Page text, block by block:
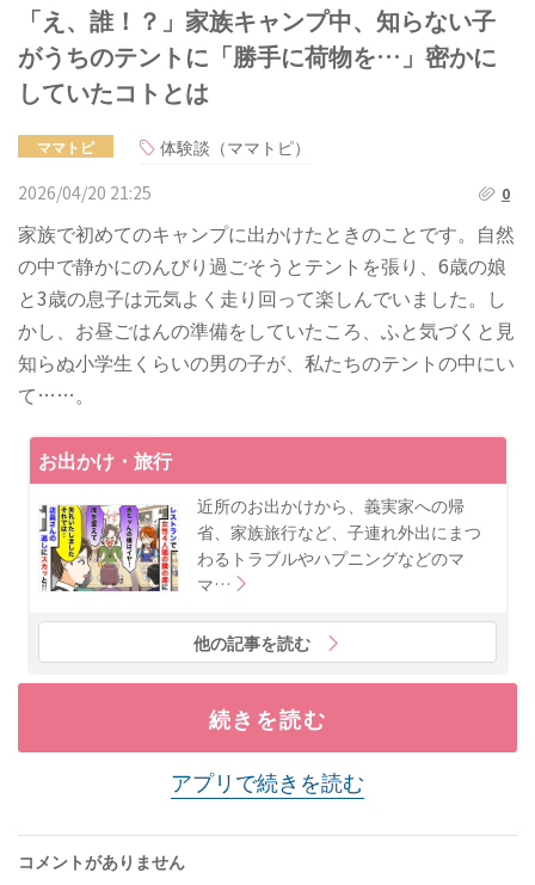
「え、誰！？」家族キャンプ中、知らない子
がうちのテントに「勝手に荷物を…」密かに
していたコトとは
ママトピ
体験談（ママトピ）
2026/04/20 21:25
0
家族で初めてのキャンプに出かけたときのことです。自然
の中で静かにのんびり過ごそうとテントを張り、6歳の娘
と3歳の息子は元気よく走り回って楽しんでいました。し
かし、お昼ごはんの準備をしていたころ、ふと気づくと見
知らぬ小学生くらいの男の子が、私たちのテントの中にい
て……。
お出かけ・旅行
近所のお出かけから、義実家への帰
省、家族旅行など、子連れ外出にまつ
わるトラブルやハプニングなどのマ
マ…
他の記事を読む
続きを読む
アプリで続きを読む
コメントがありません